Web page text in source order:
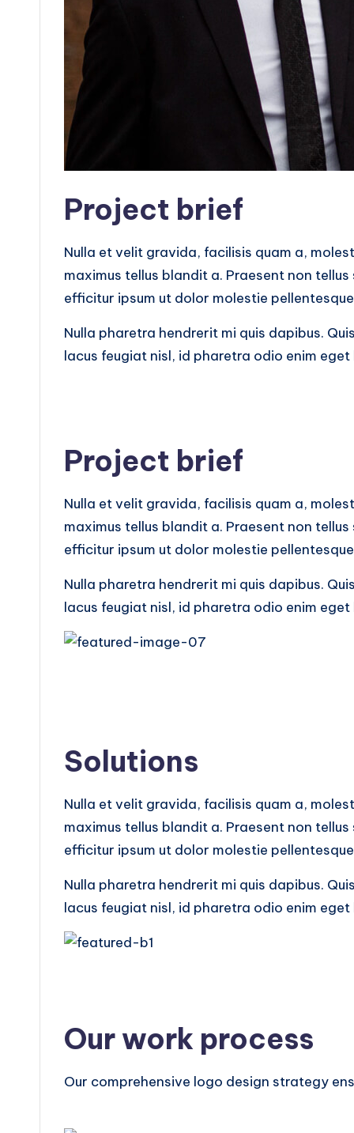
Project brief
Nulla et velit gravida, facilisis quam a,
maximus tellus blandit a. Praesent non
efficitur ipsum ut dolor molestie
Nulla pharetra hendrerit mi quis dapibus.
lacus feugiat nisl, id pharetra odio enim eget
Project brief
Nulla et velit gravida, facilisis quam a,
maximus tellus blandit a. Praesent non
efficitur ipsum ut dolor molestie
Nulla pharetra hendrerit mi quis dapibus.
lacus feugiat nisl, id pharetra odio enim eget
Solutions
Nulla et velit gravida, facilisis quam a,
maximus tellus blandit a. Praesent non
efficitur ipsum ut dolor molestie
Nulla pharetra hendrerit mi quis dapibus.
lacus feugiat nisl, id pharetra odio enim eget
Our work process
Our comprehensive logo design strategy